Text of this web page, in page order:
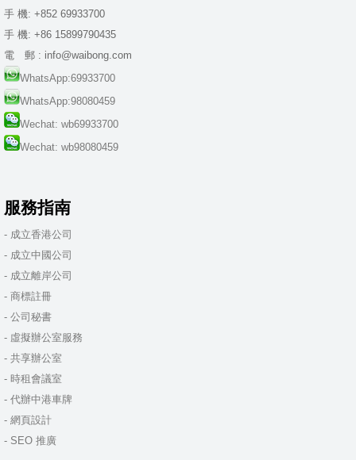
手 機: +852 69933700
手 機: +86 15899790435
電 郵 : info@waibong.com
WhatsApp:69933700
WhatsApp:98080459
Wechat: wb69933700
Wechat: wb98080459
服務指南
- 成立香港公司
- 成立中國公司
- 成立離岸公司
- 商標註冊
- 公司秘書
- 虛擬辦公室服務
- 共享辦公室
- 時租會議室
- 代辦中港車牌
- 網頁設計
- SEO 推廣